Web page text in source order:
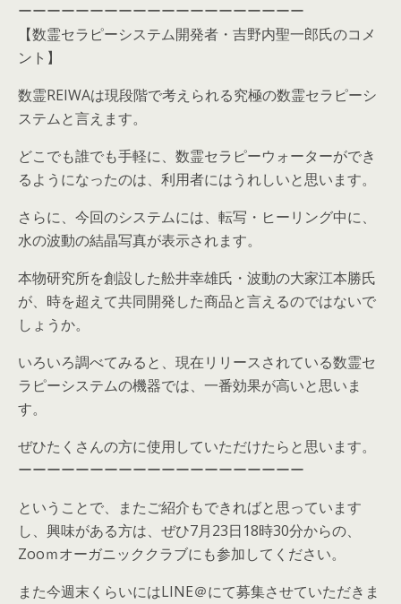
ーーーーーーーーーーーーーーーーーーーー
【数霊セラピーシステム開発者・吉野内聖一郎氏のコメ
ント】
数霊REIWAは現段階で考えられる究極の数霊セラピーシ
ステムと言えます。
どこでも誰でも手軽に、数霊セラピーウォーターができ
るようになったのは、利用者にはうれしいと思います。
さらに、今回のシステムには、転写・ヒーリング中に、
水の波動の結晶写真が表示されます。
本物研究所を創設した舩井幸雄氏・波動の大家江本勝氏
が、時を超えて共同開発した商品と言えるのではないで
しょうか。
いろいろ調べてみると、現在リリースされている数霊セ
ラピーシステムの機器では、一番効果が高いと思いま
す。
ぜひたくさんの方に使用していただけたらと思います。
ーーーーーーーーーーーーーーーーーーーー
ということで、またご紹介もできればと思っています
し、興味がある方は、ぜひ7月23日18時30分からの、
Zooｍオーガニッククラブにも参加してください。
また今週末くらいにはLINE＠にて募集させていただきま